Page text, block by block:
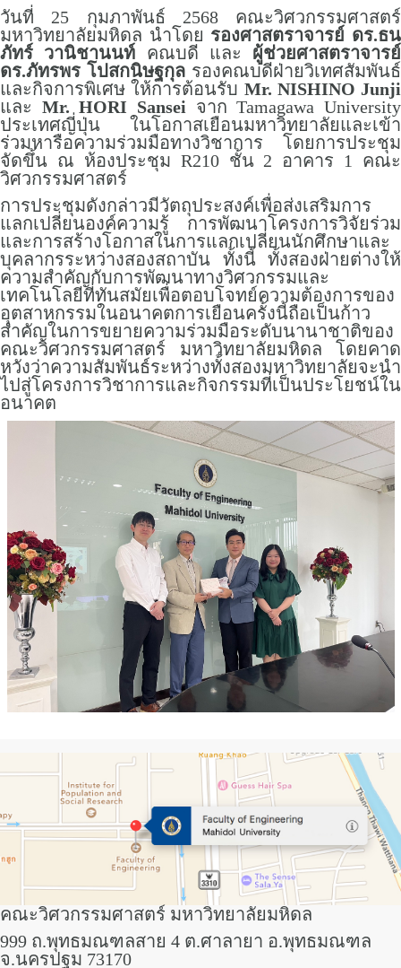
วันที่ 25 กุมภาพันธ์ 2568 คณะวิศวกรรมศาสตร์
มหาวิทยาลัยมหิดล นำโดย รองศาสตราจารย์ ดร.ธน
ภัทร์ วานิชานนท์ คณบดี และ ผู้ช่วยศาสตราจารย์
ดร.ภัทรพร โปสกนิษฐกุล รองคณบดีฝ่ายวิเทศสัมพันธ์
และกิจการพิเศษ ให้การต้อนรับ Mr. NISHINO Junji
และ Mr. HORI Sansei จาก Tamagawa University
ประเทศญี่ปุ่น ในโอกาสเยือนมหาวิทยาลัยและเข้า
ร่วมหารือความร่วมมือทางวิชาการ โดยการประชุม
จัดขึ้น ณ ห้องประชุม R210 ชั้น 2 อาคาร 1 คณะ
วิศวกรรมศาสตร์
การประชุมดังกล่าวมีวัตถุประสงค์เพื่อส่งเสริมการ
แลกเปลี่ยนองค์ความรู้ การพัฒนาโครงการวิจัยร่วม
และการสร้างโอกาสในการแลกเปลี่ยนนักศึกษาและ
บุคลากรระหว่างสองสถาบัน ทั้งนี้ ทั้งสองฝ่ายต่างให้
ความสำคัญกับการพัฒนาทางวิศวกรรมและ
เทคโนโลยีที่ทันสมัยเพื่อตอบโจทย์ความต้องการของ
อุตสาหกรรมในอนาคตการเยือนครั้งนี้ถือเป็นก้าว
สำคัญในการขยายความร่วมมือระดับนานาชาติของ
คณะวิศวกรรมศาสตร์ มหาวิทยาลัยมหิดล โดยคาด
หวังว่าความสัมพันธ์ระหว่างทั้งสองมหาวิทยาลัยจะนำ
ไปสู่โครงการวิชาการและกิจกรรมที่เป็นประโยชน์ใน
อนาคต
คณะวิศวกรรมศาสตร์ มหาวิทยาลัยมหิดล
999 ถ.พุทธมณฑลสาย 4 ต.ศาลายา อ.พุทธมณฑล
จ.นครปฐม 73170